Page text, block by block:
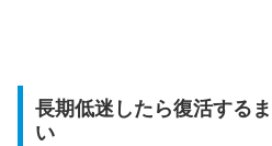
長期低迷したら復活する
い